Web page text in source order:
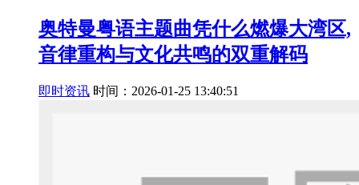
奥特曼粤语主题曲凭什么燃爆大湾区,
音律重构与文化共鸣的双重解码
即时资讯 时间：2026-01-25 13:40:51